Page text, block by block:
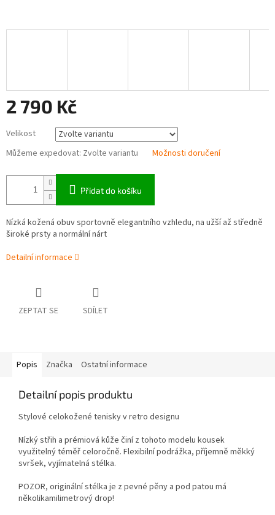
2 790 Kč
cena:
Velikost
Můžeme expedovat: Zvolte variantu Možnosti doručení
Přidat do košíku
Nízká kožená obuv sportovně elegantního vzhledu, na užší až středně
široké prsty a normální nárt
Detailní informace
ZEPTAT SE SDÍLET
Popis Značka Ostatní informace
Detailní popis produktu
Stylové celokožené tenisky v retro designu
Nízký střih a prémiová kůže činí z tohoto modelu kousek
využitelný téměř celoročně. Flexibilní podrážka, příjemně měkký
svršek, vyjímatelná stélka.
POZOR, originální stélka je z pevné pěny a pod patou má
několikamilimetrový drop!